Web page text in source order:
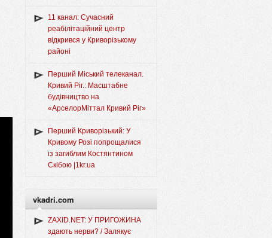
11 канал: Сучасний
реабілітаційний центр
відкрився у Криворізькому
районі
Перший Міський телеканал.
Кривий Ріг.: Масштабне
будівництво на
«АрселорМіттал Кривий Ріг»
Перший Криворізький: У
Кривому Розі попрощалися
із загиблим Костянтином
Скібою |1kr.ua
vkadri.com
ZAXID.NET: У ПРИГОЖИНА
здають нерви? / Залякує